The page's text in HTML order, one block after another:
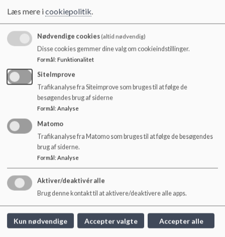
l
Eleverne fra F.C. København Talent bliver fordelt i
udskolingsklasserne og går i skole på lige vilkår som alle
andre elever på Søndermarkskolen.
Samarbejdet giver blandt andet skolen mulighed for
virksomhedsbesøg i Parken, samarbejde med mentaltrænere,
en årlig fællesskabsdag arrangeret af F.C. København, faglige
oplæg for personalet og meget mere.
https://www.fck.dk/nyhed/fcks-talenter-skal-gaa-paa-
soendermarkskolen-paa-frederiksberg
Søndermarkskolen
Hoffmeyersvej 32, 2000 Frb.
sondermarkskolen@frederiksberg.dk
+45 3821 0950
EAN NR. 5798009172068
Læs mere icookiepolitik.
Nødvendige cookies(altid nødvendig)
Disse cookies gemmer dine valg om cookieindstillinger.
Formål: Funktionalitet
SiteImprove
Trafikanalyse fra Siteimprove som bruges til at følge de
besøgendes brug af siderne
Formål : Analyse
Matomo
Trafikanalyse fra Matomo som bruges til at følge de besøgendes
brug af siderne.
Formål: Analyse
Aktiver/deaktivér alle
Brug denne kontakt til at aktivere/deaktivere alle apps.
Kun nødvendige Accepter valgte Accepter alle